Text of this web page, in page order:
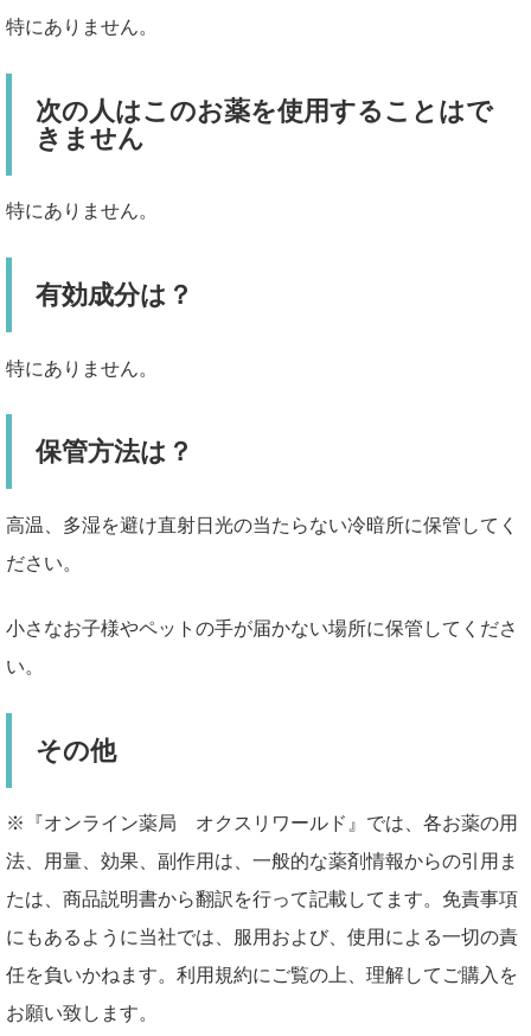
特にありません。
次の人はこのお薬を使用することはで
きません
特にありません。
有効成分は？
特にありません。
保管方法は？
高温、多湿を避け直射日光の当たらない冷暗所に保管してく
ださい。
小さなお子様やペットの手が届かない場所に保管してくださ
い。
その他
※『オンライン薬局 オクスリワールド』では、各お薬の用
法、用量、効果、副作用は、一般的な薬剤情報からの引用ま
たは、商品説明書から翻訳を行って記載してます。免責事項
にもあるように当社では、服用および、使用による一切の責
任を負いかねます。利用規約にご覧の上、理解してご購入を
お願い致します。